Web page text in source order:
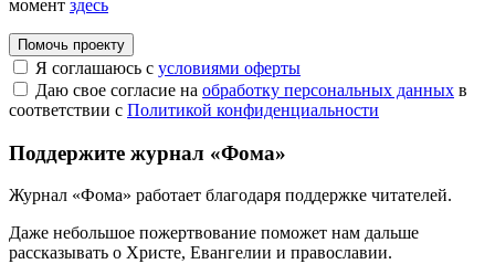
момент здесь
Помочь проекту
Я соглашаюсь с условиями оферты
Даю свое согласие на обработку персональных данных в
соответствии с Политикой конфиденциальности
Поддержите журнал «Фома»
Журнал «Фома» работает благодаря поддержке читателей.
Даже небольшое пожертвование поможет нам дальше
рассказывать о Христе, Евангелии и православии.